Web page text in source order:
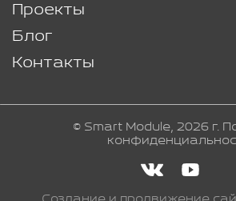
Проекты
Блог
Контакты
© Smart Module, 2026 г.